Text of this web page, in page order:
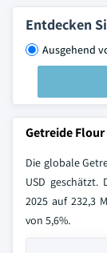
Entdecken
Ausgehend
Getreide
Die globale
USD geschätzt.
2025 auf 232,3
von 5,6%.